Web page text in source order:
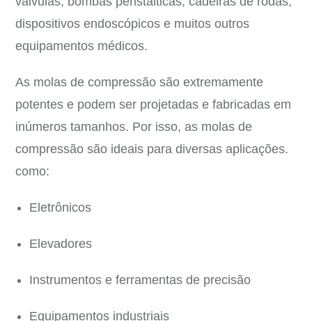
dispositivos endoscópicos e muitos outros
equipamentos médicos.
As molas de compressão são extremamente
potentes e podem ser projetadas e fabricadas em
inúmeros tamanhos. Por isso, as molas de
compressão são ideais para diversas aplicações.
como:
Eletrônicos
Elevadores
Instrumentos e ferramentas de precisão
Equipamentos industriais